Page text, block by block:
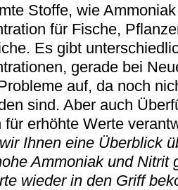
Stoffe, wie
für Fische,
Es gibt
gerade bei
auf, da noch
sind. Aber auch
für erhöhte Werte
Ihnen eine Überblick
Ammoniak und Nitrit
wieder in den Griff